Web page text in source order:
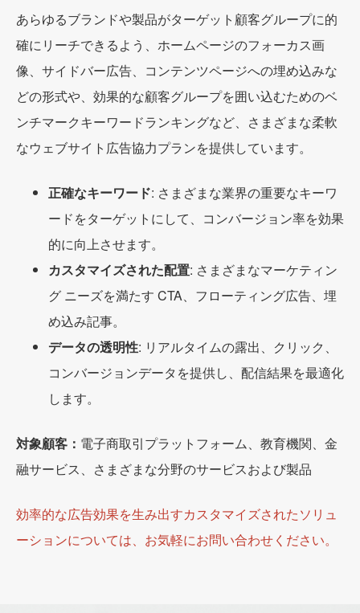
あらゆるブランドや製品がターゲット顧客グループに的
確にリーチできるよう、ホームページのフォーカス画
像、サイドバー広告、コンテンツページへの埋め込みな
どの形式や、効果的な顧客グループを囲い込むためのベ
ンチマークキーワードランキングなど、さまざまな柔軟
なウェブサイト広告協力プランを提供しています。
正確なキーワード: さまざまな業界の重要なキーワ
ードをターゲットにして、コンバージョン率を効果
的に向上させます。
カスタマイズされた配置: さまざまなマーケティン
グ ニーズを満たす CTA、フローティング広告、埋
め込み記事。
データの透明性: リアルタイムの露出、クリック、
コンバージョンデータを提供し、配信結果を最適化
します。
対象顧客： 電子商取引プラットフォーム、教育機関、金
融サービス、さまざまな分野のサービスおよび製品
効率的な広告効果を生み出すカスタマイズされたソリュ
ーションについては、お気軽にお問い合わせください。